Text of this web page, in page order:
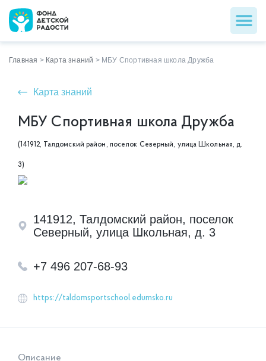
Главная > Карта знаний > МБУ Спортивная школа Дружба
Карта знаний
МБУ Спортивная школа Дружба
(141912, Талдомский район, поселок Северный, улица Школьная, д.
3)
141912, Талдомский район, поселок
Северный, улица Школьная, д. 3
+7 496 207-68-93
https://taldomsportschool.edumsko.ru
Описание